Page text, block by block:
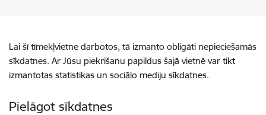
Lai šī tīmekļvietne darbotos, tā izmanto obligāti nepieciešamās
sīkdatnes. Ar Jūsu piekrišanu papildus šajā vietnē var tikt
izmantotas statistikas un sociālo mediju sīkdatnes.
Pielāgot sīkdatnes